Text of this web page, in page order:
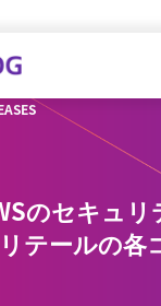
のセキュリ
テールの各